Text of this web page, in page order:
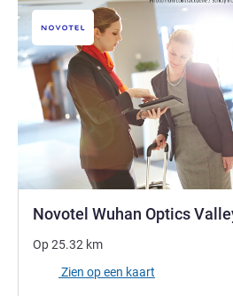
Novotel Wuhan Optics
Op25.32 km
Zien op een kaart